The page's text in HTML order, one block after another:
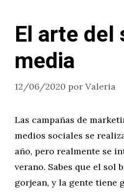
El arte del
media
12/06/2020 por Valeria
Las campañas de
medios sociales se
año, pero realmente se
verano. Sabes que el sol
gorjean, y la gente tiene